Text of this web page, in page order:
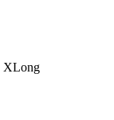
XLong